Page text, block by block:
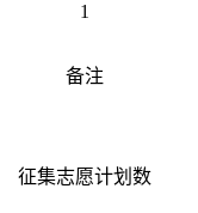
1
备注
征集志愿计划数